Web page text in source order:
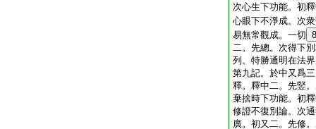
次心生下功能。初
心眼下不淨成。次
易無常觀成。一切 8
二。先總。次得下
列。特勝通明在法
第九記。於中又爲
釋。釋中二。先竪
棄捨時下功能。初
修證不復別論。次
廣。初又二。先修